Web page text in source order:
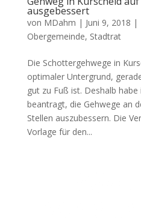
ausgebessert
von MDahm | Juni 9, 2018 |
Obergemeinde, Stadtrat
Die Schottergehwege in
optimaler Untergrund,
gut zu Fuß ist. Deshalb
beantragt, die Gehwege an
Stellen auszubessern. Die
Vorlage für den...